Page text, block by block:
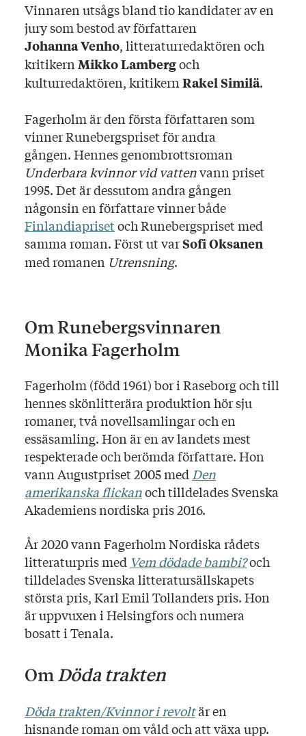
Vinnaren utsågs bland tio kandidater av en
jury som bestod av författaren
Johanna Venho, litteraturredaktören och
kritikernMikko Lambergoch
kulturredaktören, kritikernRakel Similä.
Fagerholm är den första författaren som
vinner Runebergspriset för andra
gången. Hennes genombrottsroman
Underbara kvinnor vid vattenvann priset
1995. Det är dessutom andra gången
någonsin en författare vinner både
Finlandiaprisetoch Runebergspriset med
samma roman. Först ut varSofi Oksanen
med romanen Utrensning.
Om Runebergsvinnaren
Monika Fagerholm
Fagerholm (född 1961) bor i Raseborg och till
hennes skönlitterära produktion hör sju
romaner, två novellsamlingar och en
essäsamling. Hon är en av landets mest
respekterade och berömda författare. Hon
vann Augustpriset 2005 medDen
amerikanska flickanoch tilldelades Svenska
Akademiens nordiska pris 2016.
År 2020 vann Fagerholm Nordiska rådets
litteraturpris med Vem dödade bambi?och
tilldelades Svenska litteratursällskapets
största pris, Karl Emil Tollanders pris. Hon
är uppvuxen i Helsingfors och numera
bosatt i Tenala.
Om Döda trakten
Döda trakten/Kvinnor i revoltär en
hisnande roman om våld och att växa upp.